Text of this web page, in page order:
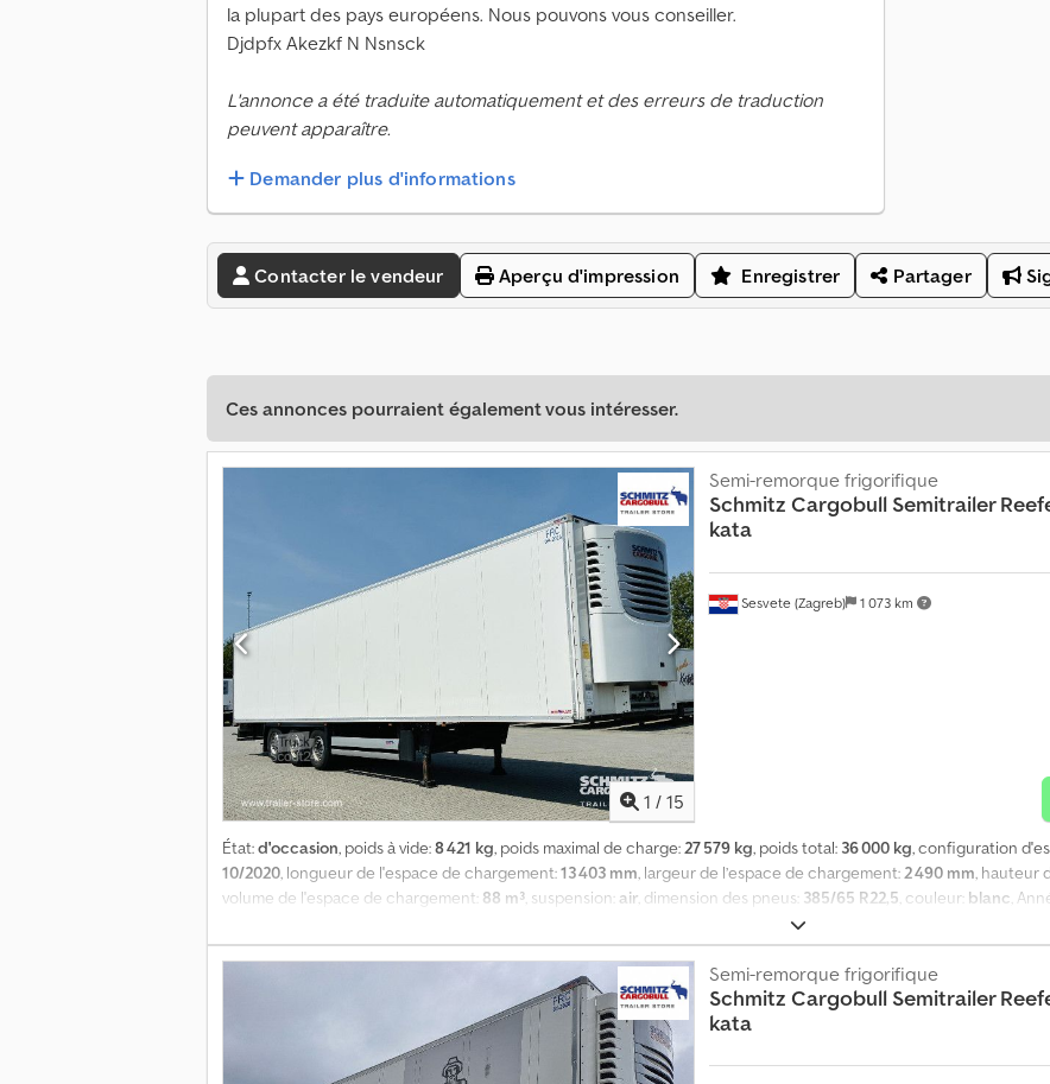
la plupart des pays européens. Nous pouvons vous conseiller.
Djdpfx Akezkf N Nsnsck
L'annonce a été traduite automatiquement et des erreurs de traduction
peuvent apparaître.
Demander plus d'informations
Contacter le vendeur Aperçu d'impression Enregistrer Partager
Ces annonces pourraient également vous intéresser.
1 / 15
Sesvete (Zagreb) 1 073 km
Semi-remorque frigorifique
Schmitz Cargobull Semitrailer
kata
État:d'occasion, poids à vide:8 421 kg, poids maximal de charge:27 579 kg, poids total: 36 000 kg, configuration
10/2020, longueur de l'espace de chargement:13 403 mm, largeur de l’espace de chargement:2 490 mm, hauteur
volume de l'espace de chargement: 88 m³, suspension: air, dimension des pneus: 385/65 R22,5, couleur: blanc,
, Poids à vide du véhicule : 8 421 kg, poids total autorisé : 36 000 kg, dispositif de
de chargement (L x l x h) : 13 403 mm x 2 490 mm x 2 650 mm, taille des pneus : 385/65 R22,5, certificat DIN EN 12642
essieu : , 2e essieu : , 3e essieu : , suspension pneumatique, protection contre le soulèvement, système de
fermé par loquet, porte latérale, palette EURO à deux niveaux avec sangles, compteur kilométrique, prise de
projection, système télématique. Vous trouverez l’offre complète des véhicules sur . Vous avez besoin d’un
nous proposons des offres de financement, des contrats de service complet et des solutions de télématique
Dcjdpfx Aozmbkbeknok
Semi-remorque frigorifique
Schmitz Cargobull Semitrailer
kata